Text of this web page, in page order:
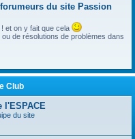
du site Passion
et on y fait que cela
de résolutions de problèmes dans
Club
l'ESPACE
du site